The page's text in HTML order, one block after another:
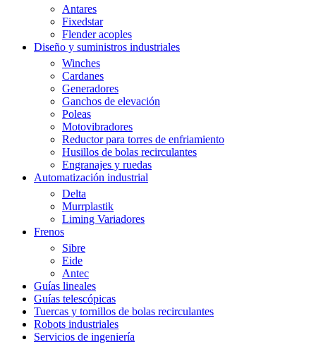
Antares
Fixedstar
Flender acoples
Diseño y suministros industriales
Winches
Cardanes
Generadores
Ganchos de elevación
Poleas
Motovibradores
Reductor para torres de enfriamiento
Husillos de bolas recirculantes
Engranajes y ruedas
Automatización industrial
Delta
Murrplastik
Liming Variadores
Frenos
Sibre
Eide
Antec
Guías lineales
Guías telescópicas
Tuercas y tornillos de bolas recirculantes
Robots industriales
Servicios de ingeniería